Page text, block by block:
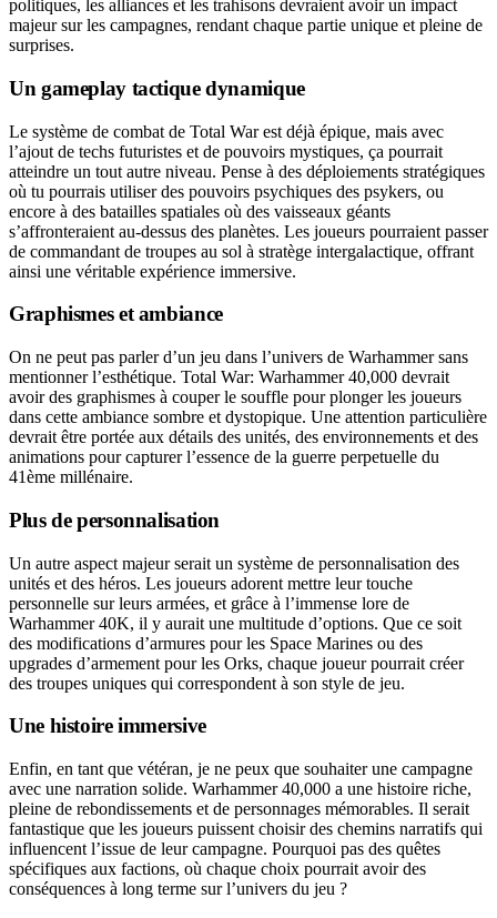
politiques, les alliances et les trahisons devraient avoir un impact
majeur sur les campagnes, rendant chaque partie unique et pleine de
surprises.
Un gameplay tactique dynamique
Le système de combat de Total War est déjà épique, mais avec
l’ajout de techs futuristes et de pouvoirs mystiques, ça pourrait
atteindre un tout autre niveau. Pense à des déploiements stratégiques
où tu pourrais utiliser des pouvoirs psychiques des psykers, ou
encore à des batailles spatiales où des vaisseaux géants
s’affronteraient au-dessus des planètes. Les joueurs pourraient passer
de commandant de troupes au sol à stratège intergalactique, offrant
ainsi une véritable expérience immersive.
Graphismes et ambiance
On ne peut pas parler d’un jeu dans l’univers de Warhammer sans
mentionner l’esthétique. Total War: Warhammer 40,000 devrait
avoir des graphismes à couper le souffle pour plonger les joueurs
dans cette ambiance sombre et dystopique. Une attention particulière
devrait être portée aux détails des unités, des environnements et des
animations pour capturer l’essence de la guerre perpetuelle du
41ème millénaire.
Plus de personnalisation
Un autre aspect majeur serait un système de personnalisation des
unités et des héros. Les joueurs adorent mettre leur touche
personnelle sur leurs armées, et grâce à l’immense lore de
Warhammer 40K, il y aurait une multitude d’options. Que ce soit
des modifications d’armures pour les Space Marines ou des
upgrades d’armement pour les Orks, chaque joueur pourrait créer
des troupes uniques qui correspondent à son style de jeu.
Une histoire immersive
Enfin, en tant que vétéran, je ne peux que souhaiter une campagne
avec une narration solide. Warhammer 40,000 a une histoire riche,
pleine de rebondissements et de personnages mémorables. Il serait
fantastique que les joueurs puissent choisir des chemins narratifs qui
influencent l’issue de leur campagne. Pourquoi pas des quêtes
spécifiques aux factions, où chaque choix pourrait avoir des
conséquences à long terme sur l’univers du jeu ?